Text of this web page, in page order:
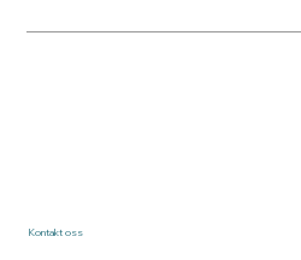
Kontakt oss